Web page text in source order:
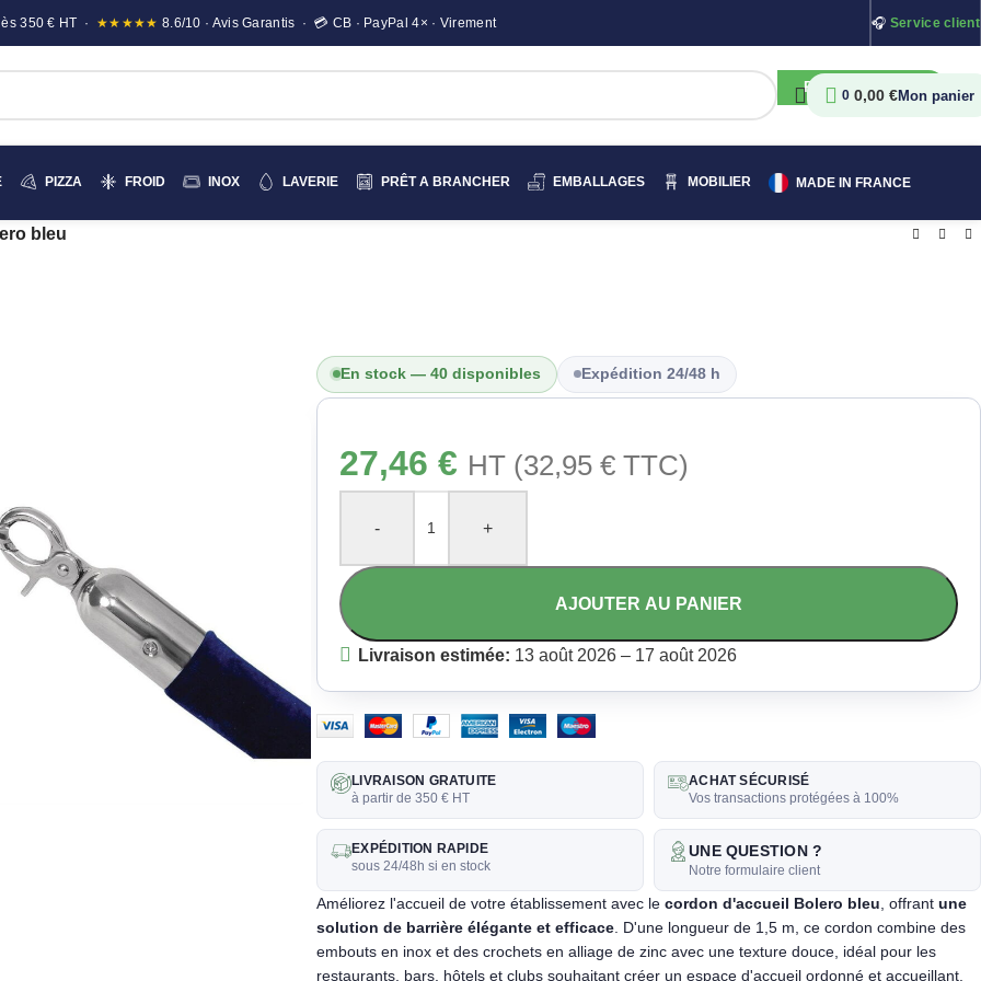
350 € HT · ★★★★★ 8.6/10 · Avis Garantis · 💳 CB · PayPal 4× · Virement 🎧 Service client
RECHERCHER
0 0,00 €
PIZZA FROID INOX LAVERIE PRÊT A BRANCHER EMBALLAGES MOBILIER MADE IN FRANCE
bleu
En stock — 40 disponibles Expédition 24/48 h
27,46€ HT (32,95€ TTC)
- +
AJOUTER AU PANIER
Livraison estimée: 13 août 2026 – 17 août 2026
LIVRAISON GRATUITE
à partir de 350 € HT
ACHAT SÉCURISÉ
Vos transactions protégées à 100%
EXPÉDITION RAPIDE
sous 24/48h si en stock
UNE QUESTION ?
Notre formulaire client
Améliorez l'accueil de votre établissement avec lecordon d'accueil Bolero bleu , offrantune
solution de barrière élégante et efficace . D'une longueur de 1,5 m, ce cordon combine des
embouts en inox et des crochets en alliage de zinc avec une texture douce, idéal pour les
restaurants, bars, hôtels et clubs souhaitant créer un espace d'accueil ordonné et accueillant.